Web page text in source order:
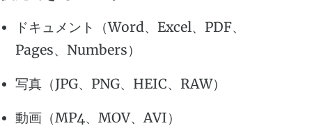
ドキュメント（Word、Excel、PDF、
Pages、Numbers）
写真（JPG、PNG、HEIC、RAW）
動画（MP4、MOV、AVI）